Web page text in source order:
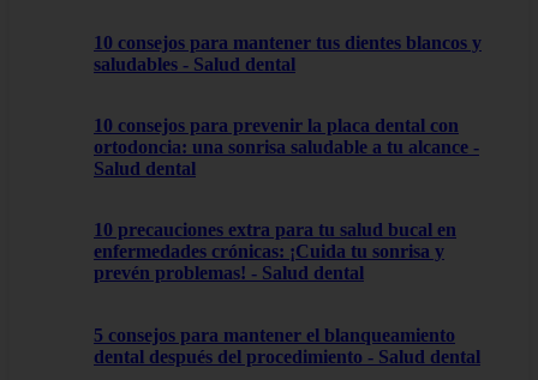
10 consejos para mantener tus dientes blancos y
saludables - Salud dental
10 consejos para prevenir la placa dental con
ortodoncia: una sonrisa saludable a tu alcance -
Salud dental
10 precauciones extra para tu salud bucal en
enfermedades crónicas: ¡Cuida tu sonrisa y
prevén problemas! - Salud dental
5 consejos para mantener el blanqueamiento
dental después del procedimiento - Salud dental